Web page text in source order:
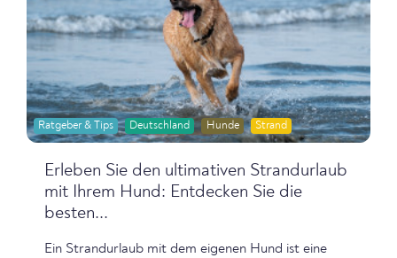
Ratgeber & Tips Deutschland Hunde Strand
Erleben Sie den ultimativen Strandurlaub
mit Ihrem Hund: Entdecken Sie die
besten...
Ein Strandurlaub mit dem eigenen Hund ist eine